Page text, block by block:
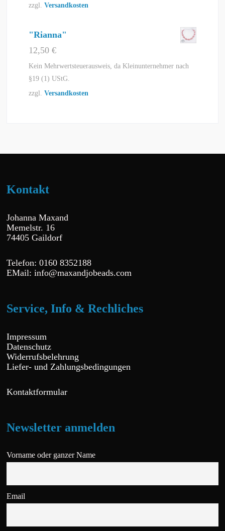
zzgl. Versandkosten
"Rianna"
12,50 €
Kein Mehrwertsteuerausweis, da Kleinunternehmer nach
§19 (1) UStG.
zzgl. Versandkosten
Kontakt
Johanna Maxand
Memelstr. 16
74405 Gaildorf
Telefon: 0160 8352188
EMail: info@maxandjobeads.com
Service, Info & Rechliches
Impressum
Datenschutz
Widerrufsbelehrung
Liefer- und Zahlungsbedingungen
Kontaktformular
Newsletter anmelden
Vorname oder ganzer Name
Email